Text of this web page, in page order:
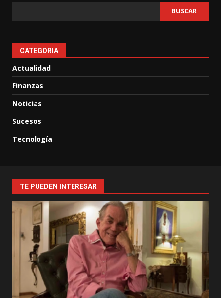
BUSCAR
CATEGORIA
Actualidad
Finanzas
Noticias
Sucesos
Tecnología
TE PUEDEN INTERESAR